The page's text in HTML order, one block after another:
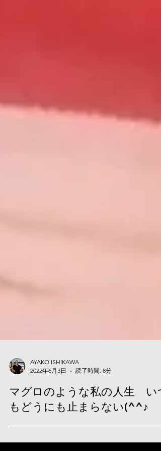
AYAKO ISHIKAWA
2022年6月3日
読了時間: 8分
マグロのような私の人生 い
もどうにも止まらない(^^♪